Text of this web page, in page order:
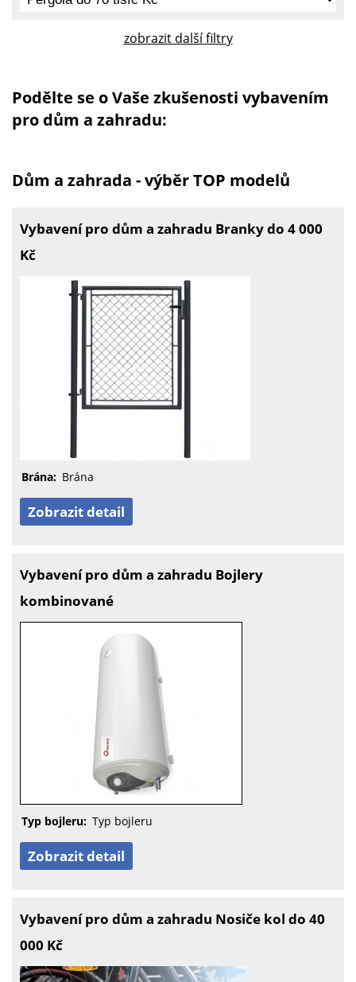
zobrazit další filtry
Podělte se o Vaše zkušenosti vybavením
pro dům a zahradu:
Dům a zahrada - výběr TOP modelů
Vybavení pro dům a zahradu Branky do 4 000
Kč
Brána: Brána
Zobrazit detail
Vybavení pro dům a zahradu Bojlery
kombinované
Typ bojleru: Typ bojleru
Zobrazit detail
Vybavení pro dům a zahradu Nosiče kol do 40
000 Kč